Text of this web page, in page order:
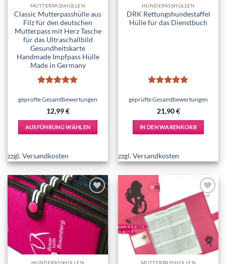
MUTTERPASSHÜLLEN
Classic Mutterpasshülle aus
Filz für den deutschen
Mutterpass mit Herz Tasche
für das Ultraschallbild
Gesundheitskarte
Handmade Impfpass Hülle
Made in Germany
mit5von
geprüfte Gesamtbewertungen
12,99€
AUSFÜHRUNG WÄHLEN
weist
Varianten
auf.
Die
Optionen
können
auf
der
Produktseite
zzgl.Versandkosten
HUNDEPASSHÜLLEN
DRK Rettungshundestaffel
Hülle für das Dienstbuch
mit5von
geprüfte Gesamtbewertungen
21,90€
IN DEN WARENKORB
zzgl.Versandkosten
Add to
wishlist
HUNDEPASSHÜLLEN
Add to
wishlist
MUTTERPASSHÜLLEN